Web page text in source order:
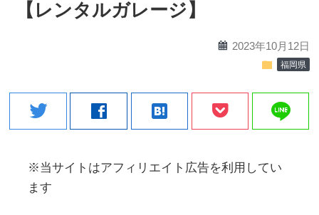
【レンタルガレージ】
calendar 2023年10月12日
folder 福岡県
twitter facebook hatenabookmark line
※当サイトはアフィリエイト広告を利用してい
ます